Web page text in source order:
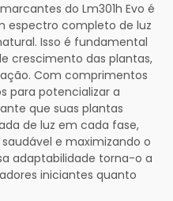
do Lm301h Evo é
espectro completo de luz
Isso é fundamental
crescimento das plantas,
Com comprimentos
para potencializar a
que suas plantas
de luz em cada fase,
e maximizando o
adaptabilidade torna-o a
iniciantes quanto